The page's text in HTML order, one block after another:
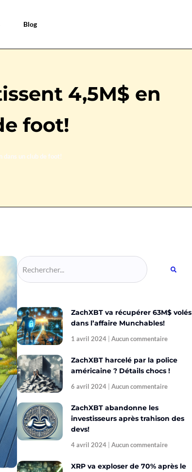
Blog
4,5M$ en
foot!
un club de foot!
ZachXBT va récupérer 63M$ volés
dans l’affaire Munchables!
1 avril 2024 Aucun commentaire
ZachXBT harcelé par la police
américaine ? Détails chocs !
6 avril 2024 Aucun commentaire
ZachXBT abandonne les
investisseurs après trahison des
devs!
4 avril 2024 Aucun commentaire
XRP va exploser de 70% après le